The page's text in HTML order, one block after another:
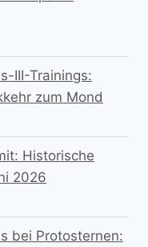
III-Trainings:
zum Mond
Historische
2026
bei Protosternen: